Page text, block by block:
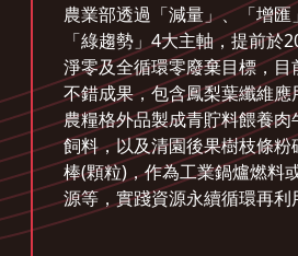
農業部透過「減量」、「增
「綠趨勢」4大主軸，提前於
淨零及全循環零廢棄目標，
不錯成果，包含鳳梨葉纖維應
農糧格外品製成青貯料餵養肉
飼料，以及清園後果樹枝條
棒(顆粒)，作為工業鍋爐燃料
源等，實踐資源永續循環再利